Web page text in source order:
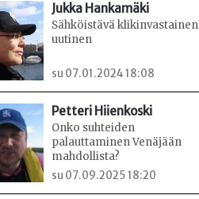
Jukka Hankamäki
Sähköistävä klikinvastainen
uutinen
su 07.01.2024 18:08
Petteri Hiienkoski
Onko suhteiden
palauttaminen Venäjään
mahdollista?
su 07.09.2025 18:20